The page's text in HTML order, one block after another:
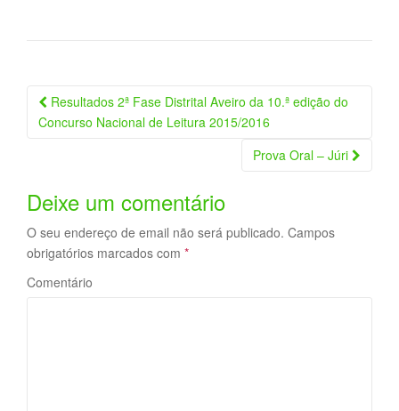
Navegação
da
Resultados 2ª Fase Distrital Aveiro da 10.ª edição do
Concurso Nacional de Leitura 2015/2016
Prova Oral – Júri
Deixe um comentário
O seu endereço de email não será publicado. Campos
obrigatórios marcados com *
Comentário